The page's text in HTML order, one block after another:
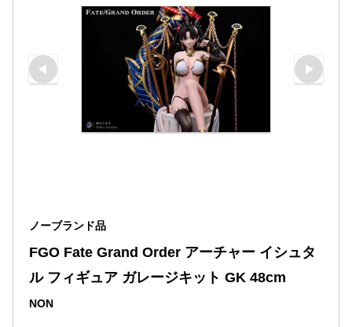
ノーブランド品
FGO Fate Grand Order アーチャー イシュタ
ル フィギュア ガレージキット GK 48cm
NON